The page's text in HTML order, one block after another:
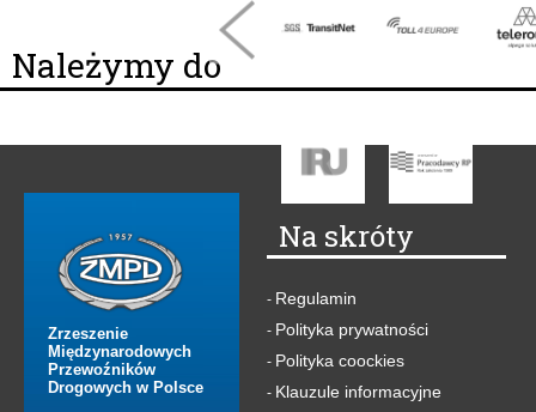
Należymy do
Zrzeszenie
Międzynarodowych
Przewoźników
Drogowych w Polsce
Na skróty
- Regulamin
- Polityka prywatności
- Polityka coockies
- Klauzule informacyjne